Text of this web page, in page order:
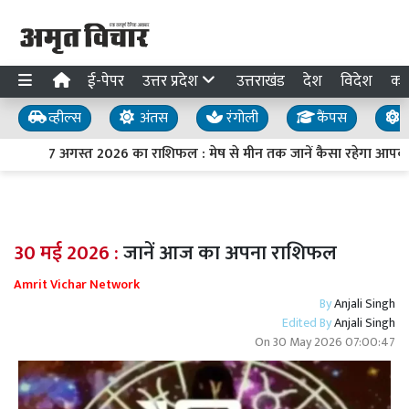
ई-पेपर उत्तर प्रदेश उत्तराखंड देश विदेश
व्हील्स अंतस रंगोली कैंपस
7 अगस्त 2026 का राशिफल : मेष से मीन तक जानें कैसा रहेगा आपका
30 मई 2026 :जानें आज का अपना राशिफल
Amrit Vichar Network
ByAnjali Singh
Edited ByAnjali Singh
On30 May 2026 07:00:47